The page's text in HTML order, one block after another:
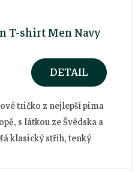
T-shirt Men Navy
DETAIL
tričko z nejlepší pima
s látkou ze Švédska a
klasický střih, tenký